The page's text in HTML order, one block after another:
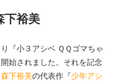
裕美
『小３アシベ ＱＱゴマちゃ
始されました。それを記念
森下裕美の代表作『少年アシ